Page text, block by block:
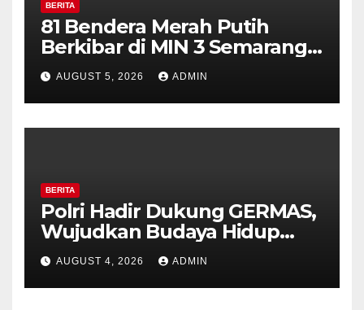
BERITA
81 Bendera Merah Putih
Berkibar di MIN 3 Semarang,
Bhabinkamtibmas Desa
Timpik Hadiri Peringatan
HUT ke-81 Kemerdekaan RI
AUGUST 5, 2026 ADMIN
BERITA
Polri Hadir Dukung GERMAS,
Wujudkan Budaya Hidup
Sehat di Kecamatan Pabelan
AUGUST 4, 2026 ADMIN